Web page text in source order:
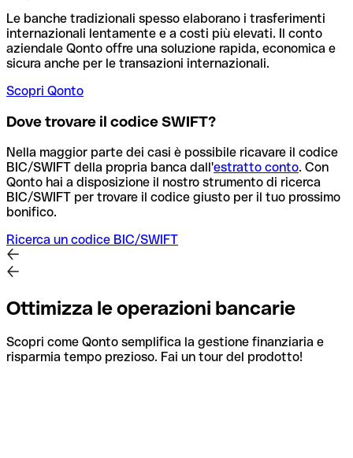
Le banche tradizionali spesso elaborano i trasferimenti
internazionali lentamente e a costi più elevati. Il conto
aziendale Qonto offre una soluzione rapida, economica e
sicura anche per le transazioni internazionali.
Scopri Qonto
Dove trovare il codice SWIFT?
Nella maggior parte dei casi è possibile ricavare il codice
BIC/SWIFT della propria banca dall'estratto conto. Con
Qonto hai a disposizione il nostro strumento di ricerca
BIC/SWIFT per trovare il codice giusto per il tuo prossimo
bonifico.
Ricerca un codice BIC/SWIFT
Ottimizza le operazioni bancarie
Scopri come Qonto semplifica la gestione finanziaria e
risparmia tempo prezioso. Fai un tour del prodotto!